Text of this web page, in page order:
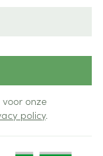
voor onze
policy.